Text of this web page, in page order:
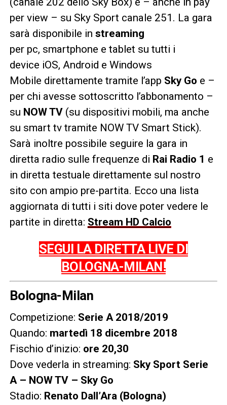
per view – su Sky Sport canale 251. La gara
sarà disponibile in streaming
per pc, smartphone e tablet su tutti i
device iOS, Android e Windows
Mobile direttamente tramite l’app Sky Go e –
per chi avesse sottoscritto l’abbonamento –
su NOW TV(su dispositivi mobili, ma anche
su smart tv tramite NOW TV Smart Stick).
Sarà inoltre possibile seguire la gara in
diretta radio sulle frequenze di Rai Radio 1 e
in diretta testuale direttamente sul nostro
sito con ampio pre-partita. Ecco una lista
aggiornata di tutti i siti dove poter vedere le
partite in diretta: Stream HD Calcio
SEGUI LA DIRETTA LIVE DI
BOLOGNA-MILAN!
Bologna-Milan
Competizione: Serie A 2018/2019
Quando: martedì 18 dicembre 2018
Fischio d’inizio: ore 20,30
Dove vederla in streaming: Sky Sport Serie
A – NOW TV – Sky Go
Stadio: Renato Dall’Ara (Bologna)